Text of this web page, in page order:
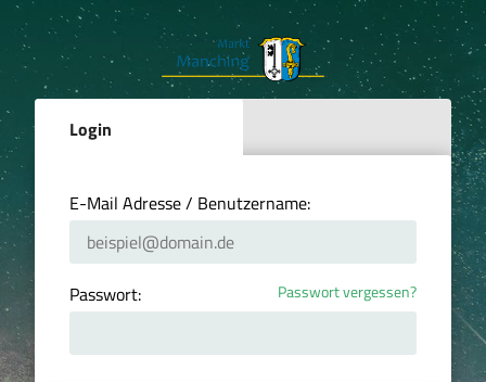
Login
E-Mail Adresse / Benutzername:
Passwort: Passwort vergessen?